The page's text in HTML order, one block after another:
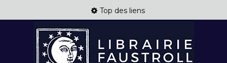
Top des liens